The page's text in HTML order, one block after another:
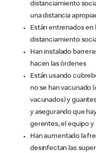
distanciamiento
una distancia
Están entrenados en
distanciamiento
Han instalado
hacen las órdenes
Están usando
no se han vacunado
vacunados) y
y asegurando que
gerentes, el equipo y
Han aumentado la
desinfectan las